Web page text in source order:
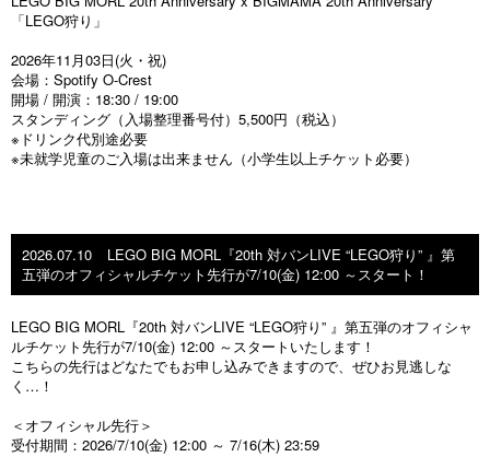
「LEGO狩り」
2026年11月03日(火・祝)
会場：Spotify O-Crest
開場 / 開演：18:30 / 19:00
スタンディング（入場整理番号付）5,500円（税込）
※ドリンク代別途必要
※未就学児童のご⼊場は出来ません（⼩学⽣以上チケット必要）
2026.07.10
LEGO BIG MORL『20th 対バンLIVE “LEGO狩り” 』第
五弾のオフィシャルチケット先行が7/10(金) 12:00 ～スタート！
LEGO BIG MORL『20th 対バンLIVE “LEGO狩り” 』第五弾のオフィシャ
ルチケット先行が7/10(金) 12:00 ～スタートいたします！
こちらの先行はどなたでもお申し込みできますので、ぜひお見逃しな
く…！
＜オフィシャル先行＞
受付期間：2026/7/10(金) 12:00 ～ 7/16(木) 23:59